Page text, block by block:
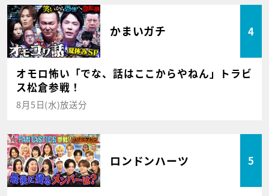
かまいガチ 4
オモロ怖い「でな、話はここからやねん」トラビ
ス松倉参戦！
8月5日(水)放送分
ロンドンハーツ 5